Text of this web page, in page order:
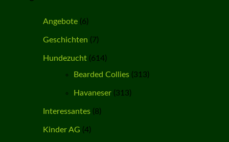
Angebote (6)
Geschichten (7)
Hundezucht (614)
Bearded Collies (313)
Havaneser (313)
Interessantes (8)
Kinder AG (4)